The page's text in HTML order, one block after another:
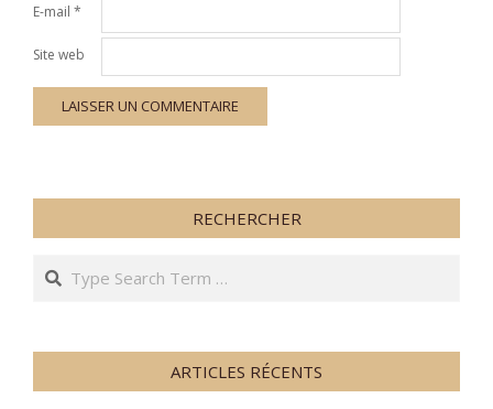
E-mail *
Site web
RECHERCHER
Search
ARTICLES RÉCENTS